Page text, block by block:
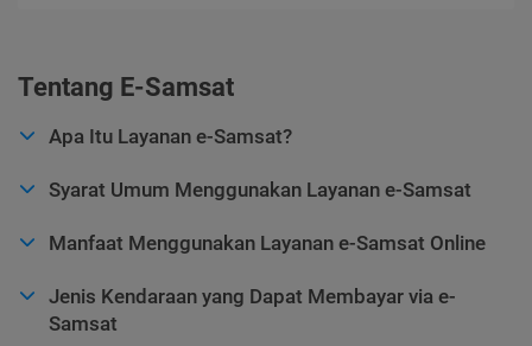
Tentang E-Samsat
Apa Itu Layanan e-Samsat?
Syarat Umum Menggunakan Layanan e-Samsat
Manfaat Menggunakan Layanan e-Samsat Online
Jenis Kendaraan yang Dapat Membayar via e-
Samsat